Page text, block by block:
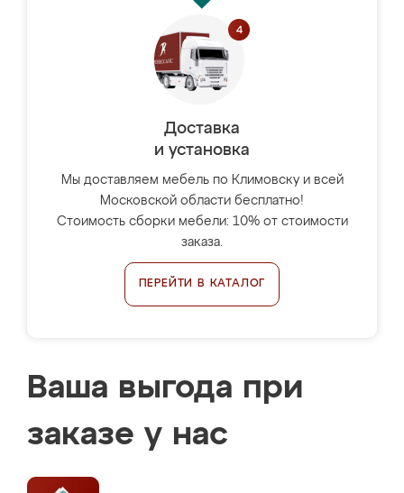
Доставка
и установка
Мы доставляем мебель по Климовску и всей
Московской области бесплатно!
Стоимость сборки мебели: 10% от стоимости
заказа.
ПЕРЕЙТИ В КАТАЛОГ
Ваша выгода при
заказе у нас